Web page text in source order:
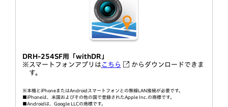
DRH-254SF用「withDR」
※スマートフォンアプリは こちら
からダウンロードできま
す。
※本機とiPhoneまたはAndroidスマートフォンとの無線LAN接続が必要です。
■iPhoneは、米国およびその他の国で登録されたApple Inc.の商標です。
■Androidは、Google LLCの商標です。